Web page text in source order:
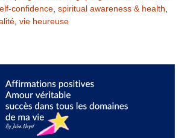
confidence spiritual awareness & health
vie heureuse